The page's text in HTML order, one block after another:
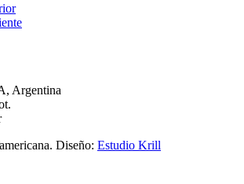
Argentina
Diseño: Estudio Krill